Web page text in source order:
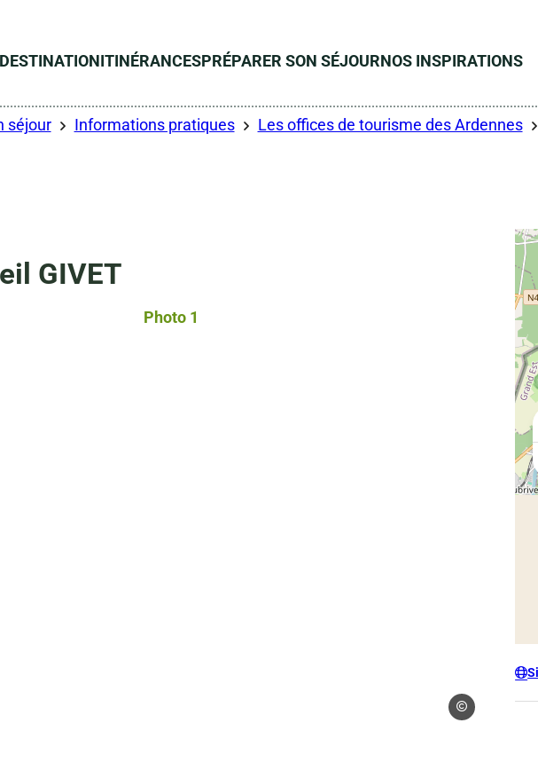
ITINÉRANCESPRÉPARER SON SÉJOURNOS INSPIRATIONS
séjour Informations pratiques Les offices de tourisme des Ardennes
GIVET
Photo 1, © Droits libres
Droits libres